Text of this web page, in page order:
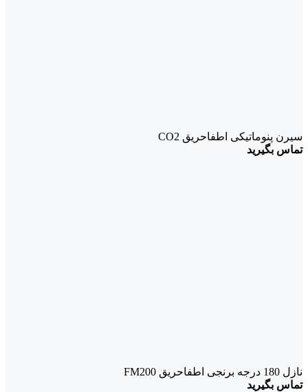
سیرن پنوماتیکی اطفاحریق CO2
تماس بگیرید
نازل 180 درجه برنجی اطفاحریق FM200
تماس بگیرید